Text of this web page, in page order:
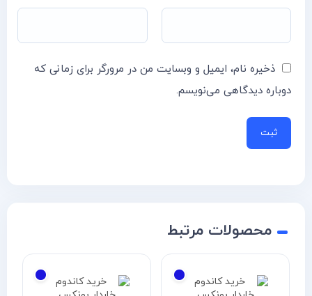
ذخیره نام، ایمیل و وبسایت من در مرورگر برای زمانی که
دوباره دیدگاهی می‌نویسم.
محصولات مرتبط